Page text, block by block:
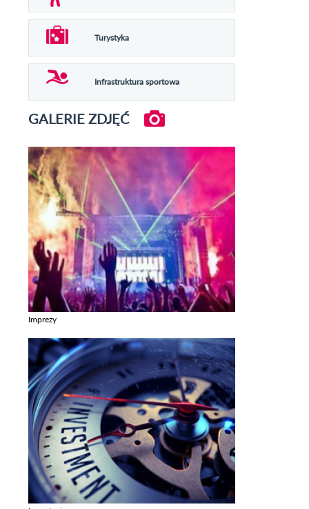
Turystyka
Infrastruktura sportowa
GALERIE ZDJĘĆ
Imprezy